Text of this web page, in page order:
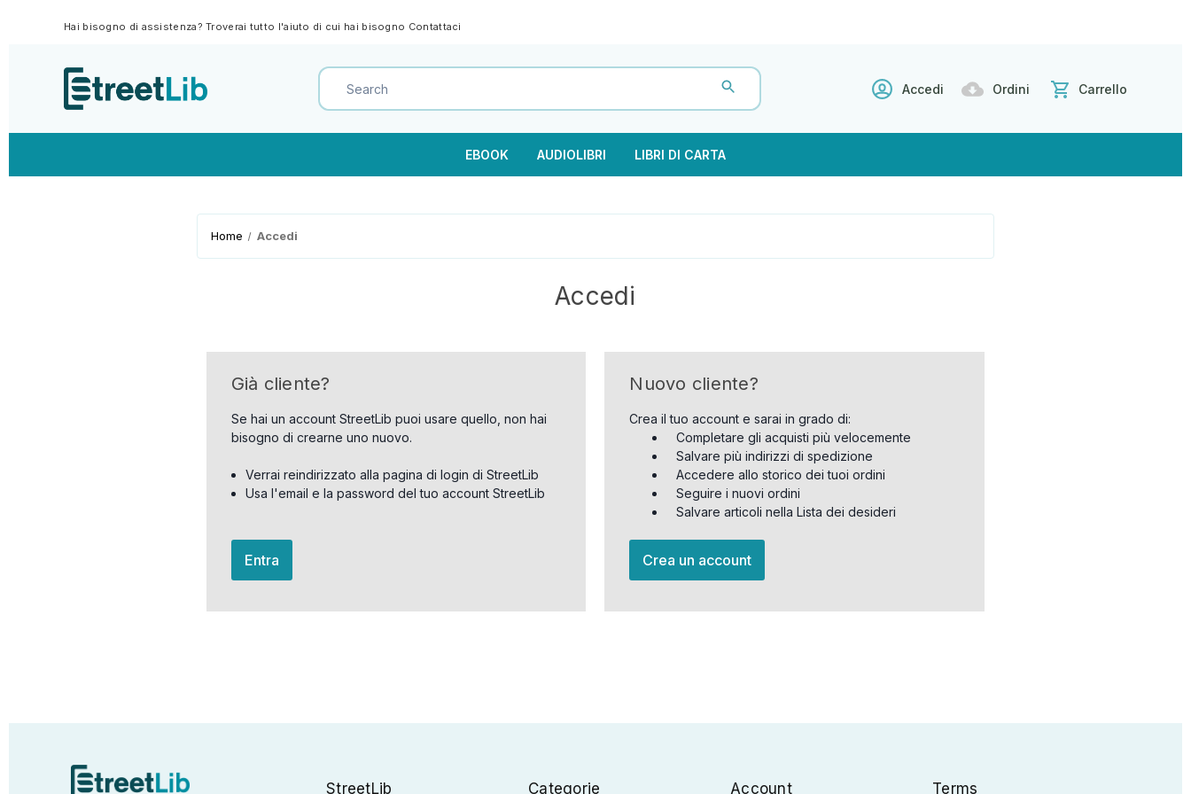
Hai bisogno di assistenza? Troverai tutto l'aiuto di cui hai bisogno Contattaci
Accedi Ordini Carrello
EBOOK AUDIOLIBRI LIBRI DI CARTA
Home Accedi
Accedi
Già cliente?
Se hai un account StreetLib puoi usare quello, non hai
bisogno di crearne uno nuovo.
Verrai reindirizzato alla pagina di login di StreetLib
Usa l'email e la password del tuo account StreetLib
Entra
Nuovo cliente?
Crea il tuo account e sarai in grado di:
Completare gli acquisti più velocemente
Salvare più indirizzi di spedizione
Accedere allo storico dei tuoi ordini
Seguire i nuovi ordini
Salvare articoli nella Lista dei desideri
Crea un account
StreetLib Categorie Account Terms